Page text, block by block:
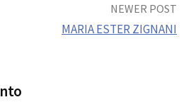
NEWER POST
MARIA ESTER ZIGNANI